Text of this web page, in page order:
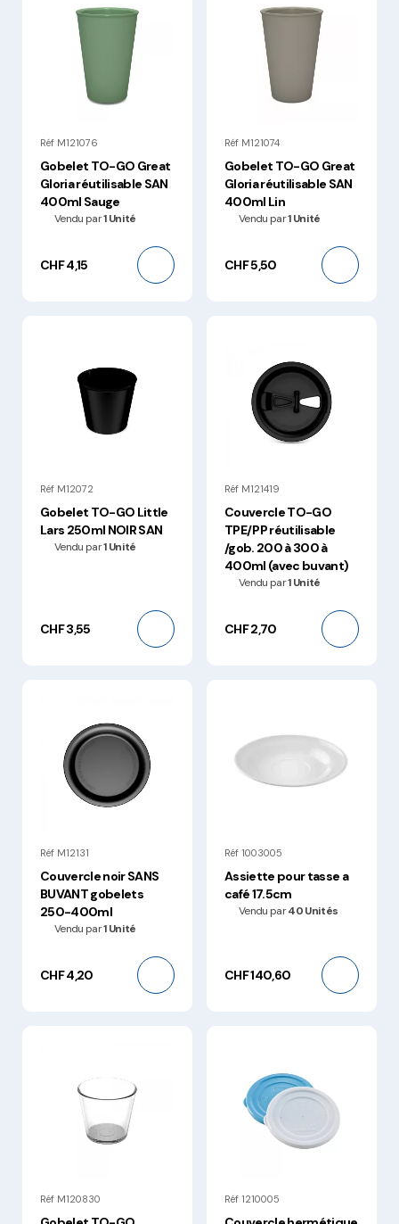
Réf M121076
Gobelet TO-GO Great
Gloria réutilisable SAN
400ml Sauge
Vendu par1 Unité
CHF 4,15
Réf M121074
Gobelet TO-GO Great
Gloria réutilisable SAN
400ml Lin
Vendu par1 Unité
CHF 5,50
Réf M12072
Gobelet TO-GO Little
Lars 250ml NOIR SAN
Vendu par1 Unité
CHF 3,55
Réf M121419
Couvercle TO-GO
TPE/PP réutilisable
/gob. 200 à 300 à
400ml (avec buvant)
Vendu par1 Unité
CHF 2,70
Réf M12131
Couvercle noir SANS
BUVANT gobelets
250-400ml
Vendu par1 Unité
CHF 4,20
Réf 1003005
Assiette pour tasse a
café 17.5cm
Vendu par40 Unités
CHF 140,60
Réf M120830 Réf 1210005